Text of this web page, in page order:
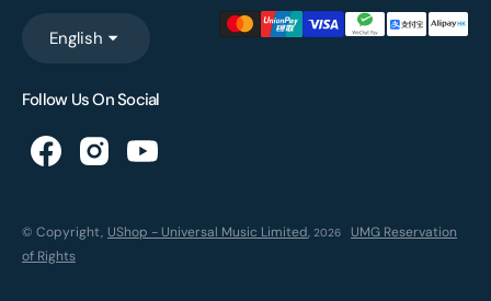
English
Follow Us On Social
© Copyright, UShop - Universal Music Limited, 2026
UMG Reservation
of Rights